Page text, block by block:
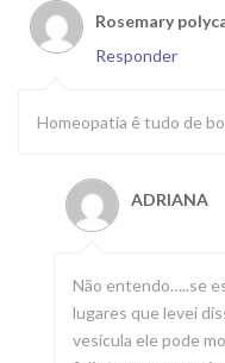
Rosemary
Responder
Homeopatia ê tudo de
ADRIANA
Não entendo…..se
lugares que levei
vesícula ele pode